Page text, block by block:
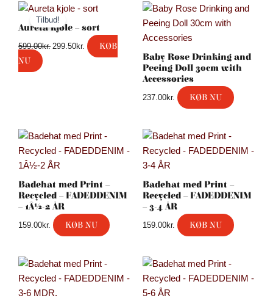
Tilbud!
Aureta kjole – sort
599.00kr.
Den
oprindelige
pris
599.00kr..
299.50kr.
Den
pris
er:
299.50kr..
KØB
NU
Baby Rose Drinking and
Peeing Doll 30cm with
Accessories
237.00kr. KØB NU
Badehat med Print –
Recycled – FADEDDENIM
– 1Â½-2 ÅR
159.00kr. KØB NU
Badehat med Print –
Recycled – FADEDDENIM
– 3-4 ÅR
159.00kr. KØB NU